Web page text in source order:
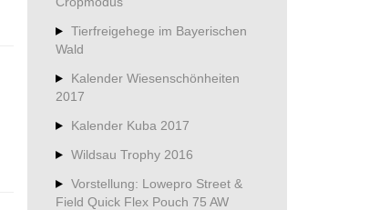
Tierfreigehege im Bayerischen
Wald
Kalender Wiesenschönheiten
2017
Kalender Kuba 2017
Wildsau Trophy 2016
Vorstellung: Lowepro Street &
Field Quick Flex Pouch 75 AW